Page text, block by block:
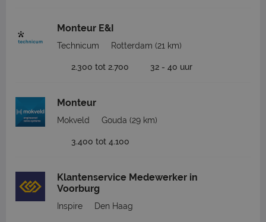
Monteur E&I
Technicum Rotterdam (21 km)
2.300 tot 2.700 32 - 40 uur
Monteur
Mokveld Gouda (29 km)
3.400 tot 4.100
Klantenservice Medewerker in
Voorburg
Inspire Den Haag